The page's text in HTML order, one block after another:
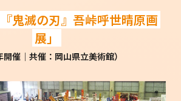
『鬼滅の刃』吾峠呼世晴原画
展」
開催│共催：岡山県立美術館）